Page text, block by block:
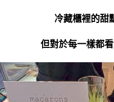
冷藏櫃裡的甜
但對於每一樣都